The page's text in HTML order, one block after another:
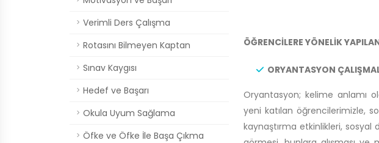
Verimli Ders Çalışma
Rotasını Bilmeyen Kaptan
Sınav Kaygısı
Hedef ve Başarı
Okula Uyum Sağlama
Öfke ve Öfke İle Başa Çıkma
ÖĞRENCİLERE YÖNELİK
ORYANTASYON
Oryantasyon; kelime anlamı
yeni katılan öğrencilerimizle,
kaynaştırma etkinlikleri, sosyal